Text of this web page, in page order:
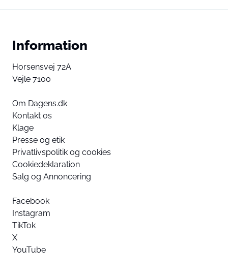
Information
Horsensvej 72A
Vejle 7100
Om Dagens.dk
Kontakt os
Klage
Presse og etik
Privatlivspolitik og cookies
Cookiedeklaration
Salg og Annoncering
Facebook
Instagram
TikTok
X
YouTube